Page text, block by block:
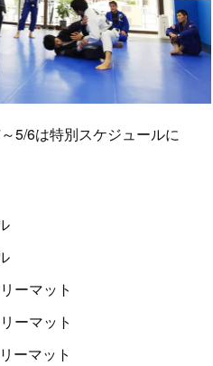
5/6は特別スケジュールに
ーマット
ーマット
マット